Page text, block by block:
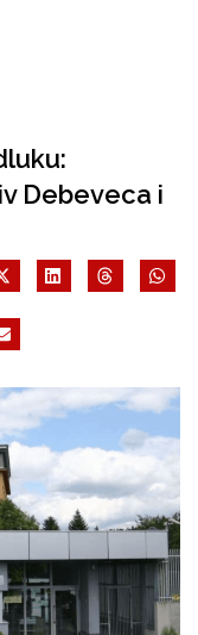
Debeveca i